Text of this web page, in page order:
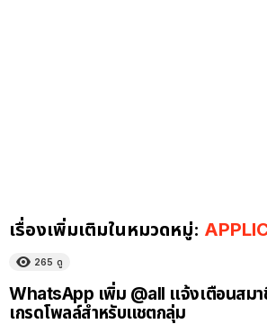
เรื่องเพิ่มเติมในหมวดหมู่:
265 ดู
WhatsApp เพิ่ม @all แจ้งเตือนสม
เกรดโพลล์สำหรับแชตกลุ่ม